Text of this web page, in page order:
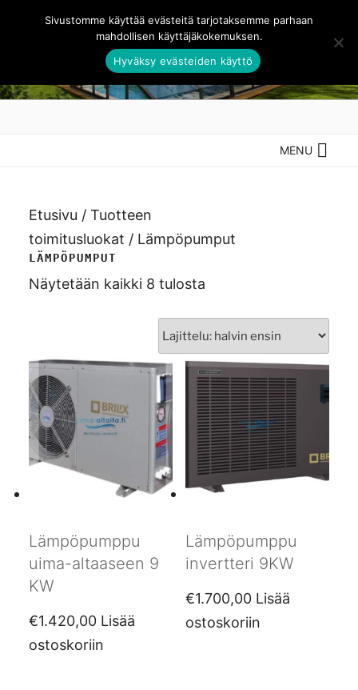
UIMA-ALTAITA.FI –
Parhaat uima-altaat edullisesti
MENU
Etusivu / Tuotteen
toimitusluokat / Lämpöpumput
LÄMPÖPUMPUT
Näytetään kaikki 8 tulosta
Lämpöpumppu
uima-altaaseen 9
KW
€1.420,00 Lisää
ostoskoriin
Lämpöpumppu
invertteri 9KW
€1.700,00 Lisää
ostoskoriin
Sivustomme käyttää evästeitä tarjotaksemme parhaan
mahdollisen käyttäjäkokemuksen.
Hyväksy evästeiden käyttö